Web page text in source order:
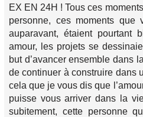
EX EN 24H ! Tous ces
personne, ces moments que
auparavant, étaient pourtant
amour, les projets se
but d’avancer ensemble dans
de continuer à construire dans
cela que je vous dis que
puisse vous arriver dans la
subitement, cette personne